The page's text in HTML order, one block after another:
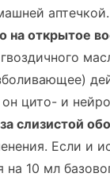
аптечкой.
на открытое
цито- и
слизистой
Если и
10 мл